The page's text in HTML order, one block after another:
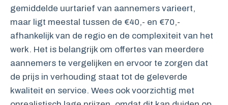
gemiddelde uurtarief van aannemers varieert,
maar ligt meestal tussen de €40,- en €70,-
afhankelijk van de regio en de complexiteit van het
werk. Het is belangrijk om offertes van meerdere
aannemers te vergelijken en ervoor te zorgen dat
de prijs in verhouding staat tot de geleverde
kwaliteit en service. Wees ook voorzichtig met